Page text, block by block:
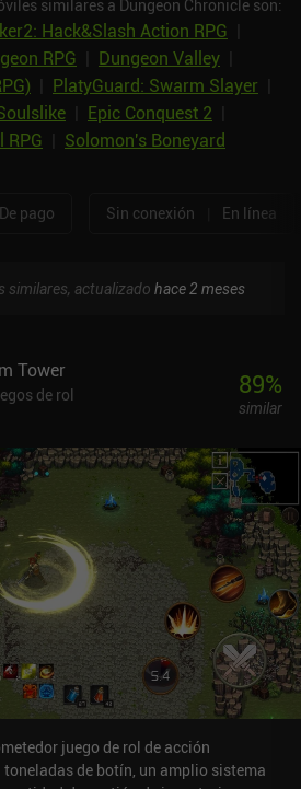
similares a Dungeon Chronicle son:
Hack&Slash Action RPG
RPG
Dungeon Valley
PlatyGuard: Swarm Slayer
Epic Conquest 2
RPG
Solomon's Boneyard
De pago Sin conexión En línea
similares, actualizado hace 2 meses
Tower
de rol
89%
similar
juego de rol de acción
de botín, un amplio sistema